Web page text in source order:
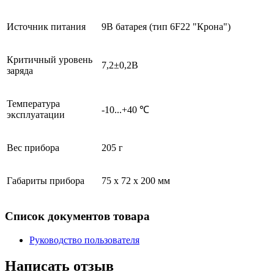
Источник питания 9В батарея (тип 6F22 "Крона")
Критичный уровень
заряда
7,2±0,2В
Температура
эксплуатации
-10...+40 ℃
Вес прибора 205 г
Габариты прибора 75 х 72 х 200 мм
Список документов товара
Руководство пользователя
Написать отзыв